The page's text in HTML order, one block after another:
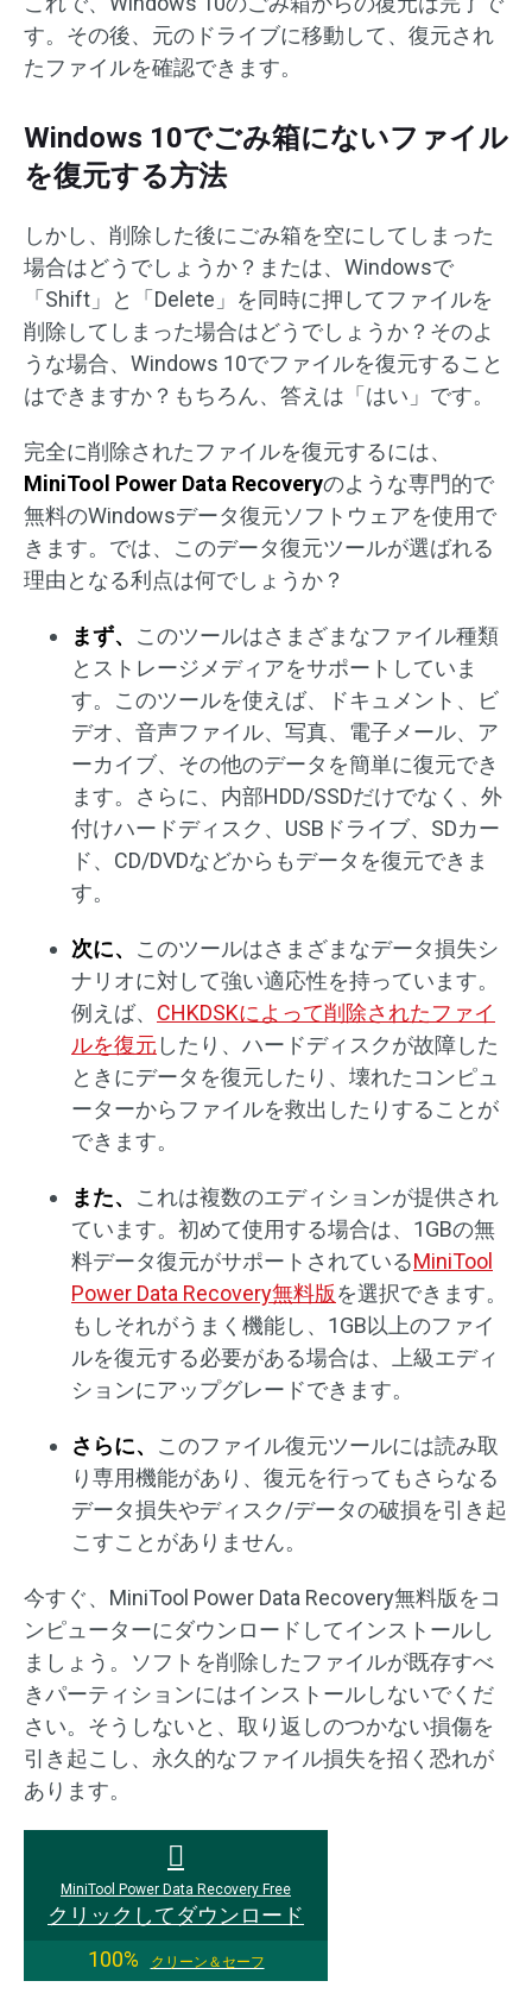
す。その後、元のドライブに移動して、復元され
たファイルを確認できます。
Windows 10でごみ箱にないファイル
を復元する方法
しかし、削除した後にごみ箱を空にしてしまった
場合はどうでしょうか？または、Windowsで
「Shift」と「Delete」を同時に押してファイルを
削除してしまった場合はどうでしょうか？そのよ
うな場合、Windows 10でファイルを復元すること
はできますか？もちろん、答えは「はい」です。
完全に削除されたファイルを復元するには、
MiniTool Power Data Recoveryのような専門的で
無料のWindowsデータ復元ソフトウェアを使用で
きます。では、このデータ復元ツールが選ばれる
理由となる利点は何でしょうか？
まず、 このツールはさまざまなファイル種類
とストレージメディアをサポートしていま
す。このツールを使えば、ドキュメント、ビ
デオ、音声ファイル、写真、電子メール、ア
ーカイブ、その他のデータを簡単に復元でき
ます。さらに、内部HDD/SSDだけでなく、外
付けハードディスク、USBドライブ、SDカー
ド、CD/DVDなどからもデータを復元できま
す。
次に、 このツールはさまざまなデータ損失シ
ナリオに対して強い適応性を持っています。
例えば、 CHKDSKによって削除されたファイ
ルを復元 したり、ハードディスクが故障した
ときにデータを復元したり、壊れたコンピュ
ーターからファイルを救出したりすることが
できます。
また、 これは複数のエディションが提供され
ています。初めて使用する場合は、1GBの無
料データ復元がサポートされているMiniTool
Power Data Recovery無料版を選択できます。
もしそれがうまく機能し、1GB以上のファイ
ルを復元する必要がある場合は、上級エディ
ションにアップグレードできます。
さらに、 このファイル復元ツールには読み取
り専用機能があり、復元を行ってもさらなる
データ損失やディスク/データの破損を引き起
こすことがありません。
今すぐ、MiniTool Power Data Recovery無料版をコ
ンピューターにダウンロードしてインストールし
ましょう。ソフトを削除したファイルが既存すべ
きパーティションにはインストールしないでくだ
さい。そうしないと、取り返しのつかない損傷を
引き起こし、永久的なファイル損失を招く恐れが
あります。
MiniTool Power Data Recovery Free
クリックしてダウンロード
100%
クリーン＆セーフ